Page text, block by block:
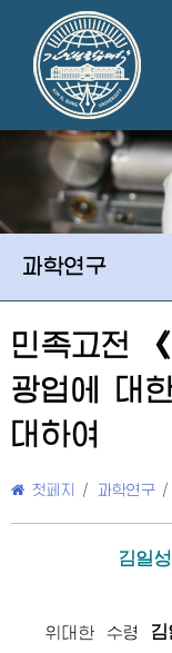
과학연구
민족고전
광업에 대
대하여
첫페지 / 과학연구 /
김일성
위대한
수령